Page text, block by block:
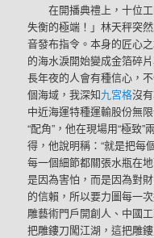
在開播典禮上，十位
失衡的極端！」林天秤突
音發布指令。本身的匠心
的海水淚開始變成金箔碎
長年夜的人會有種信心，
個海域，我深知九宮格沒
中近海運特種運輸股份無
“配角”，他在現場用“極致
得，他說明稱：“就是把每
每一個細節都關張水瓶在
是因為害怕，而是因為對
的信賴，所以要力圖每一
雕藝術門戶開創人、中國
把雕鏤刀闖江湖，這把雕